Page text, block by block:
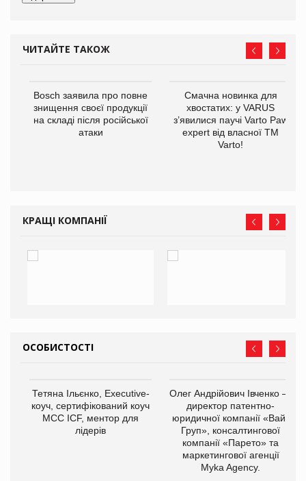
ЧИТАЙТЕ ТАКОЖ
Bosch заявила про повне
знищення своєї продукції
на складі після російської
атаки
Смачна новинка для
хвостатих: у VARUS
з’явилися паучі Varto Paw
expert від власної ТМ
Varto!
КРАЩІ КОМПАНІЇ
ОСОБИСТОСТІ
Тетяна Ільєнко, Executive-
коуч, сертифікований коуч
МСС ICF, ментор для
лідерів
Олег Андрійович Івченко —
директор патентно-
юридичної компанії «Вайз
Груп», консалтингової
компанії «Парето» та
маркетингової агенції
Myka Agency.